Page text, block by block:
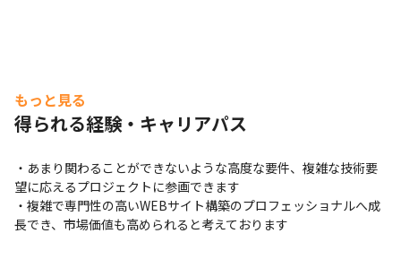
もっと見る
得られる経験・キャリアパス
・あまり関わることができないような高度な要件、複雑な技術要
望に応えるプロジェクトに参画できます
・複雑で専門性の高いWEBサイト構築のプロフェッショナルへ成
長でき、市場価値も高められると考えております